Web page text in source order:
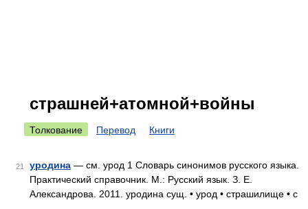
страшней+атомной+войны
Толкование Перевод Книги
21 уродина — см. урод 1 Словарь синонимов русского языка.
Практический справочник. М.: Русский язык. З. Е.
Александрова. 2011. уродина сущ. • урод • страшилище • с